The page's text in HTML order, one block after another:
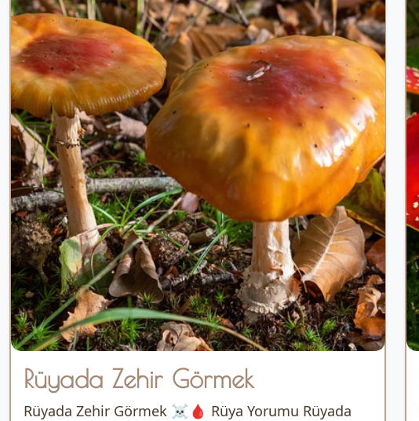
Rüyada Zehir Görmek
Rüyada Zehir Görmek ☠️🩸 Rüya Yorumu Rüyada